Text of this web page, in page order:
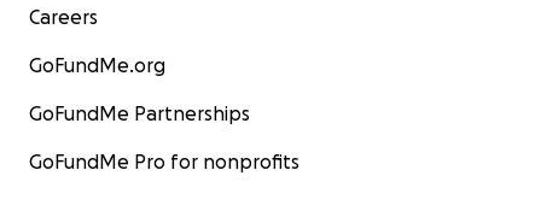
Careers
GoFundMe.org
GoFundMe Partnerships
GoFundMe Pro for nonprofits